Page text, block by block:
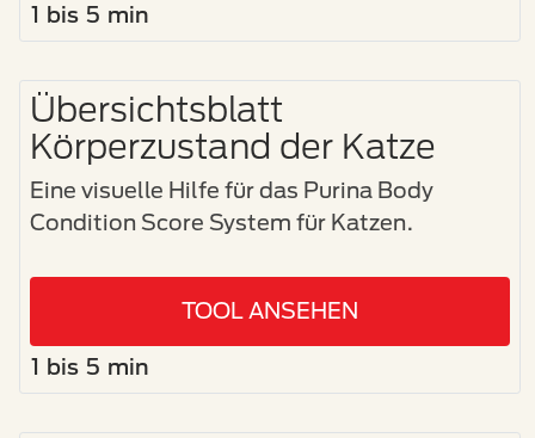
1 bis 5 min
Übersichtsblatt
Körperzustand der Katze
Eine visuelle Hilfe für das Purina Body
Condition Score System für Katzen.
TOOL ANSEHEN
1 bis 5 min